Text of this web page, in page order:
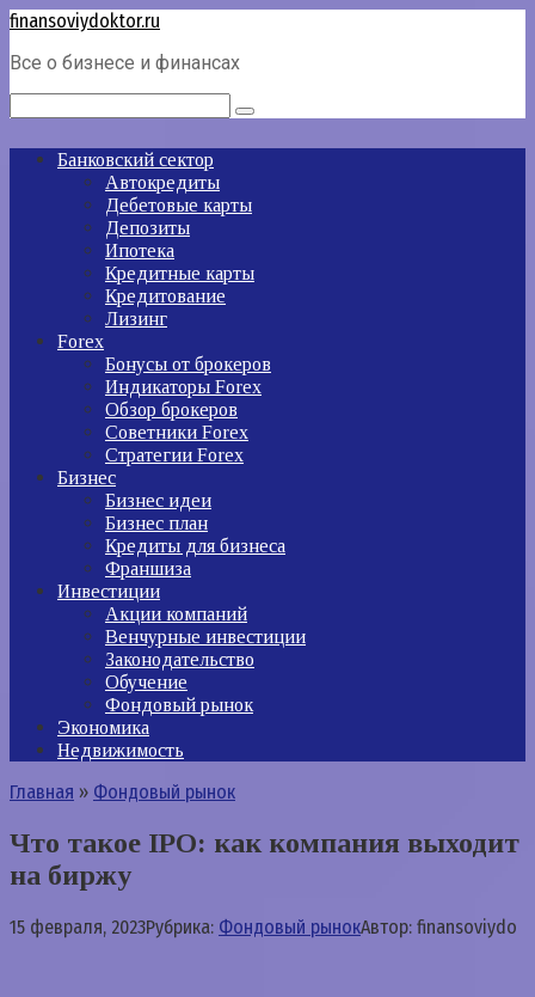
Перейти
контенту
finansoviydoktor.ru
Все о бизнесе и финансах
Банковский сектор
Автокредиты
Дебетовые карты
Депозиты
Ипотека
Кредитные карты
Кредитование
Лизинг
Forex
Бонусы от брокеров
Индикаторы Forex
Обзор брокеров
Советники Forex
Стратегии Forex
Бизнес
Бизнес идеи
Бизнес план
Кредиты для бизнеса
Франшиза
Инвестиции
Акции компаний
Венчурные инвестиции
Законодательство
Обучение
Фондовый рынок
Экономика
Недвижимость
Главная » Фондовый рынок
Что такое IPO: как компания выходит
на биржу
15 февраля, 2023Рубрика: Фондовый рынокАвтор: finansoviydo